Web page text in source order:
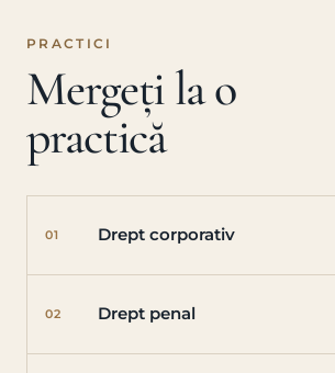
PRACTICI
Mergeți la o
practică
01 Drept corporativ
02 Drept penal